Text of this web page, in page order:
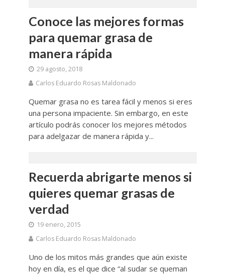
Conoce las mejores formas
para quemar grasa de
manera rápida
29 agosto, 2018
Carlos Eduardo Rosas Maldonado
Quemar grasa no es tarea fácil y menos si eres
una persona impaciente. Sin embargo, en este
artículo podrás conocer los mejores métodos
para adelgazar de manera rápida y...
Recuerda abrigarte menos si
quieres quemar grasas de
verdad
19 enero, 2015
Carlos Eduardo Rosas Maldonado
Uno de los mitos más grandes que aún existe
hoy en día, es el que dice “al sudar se queman